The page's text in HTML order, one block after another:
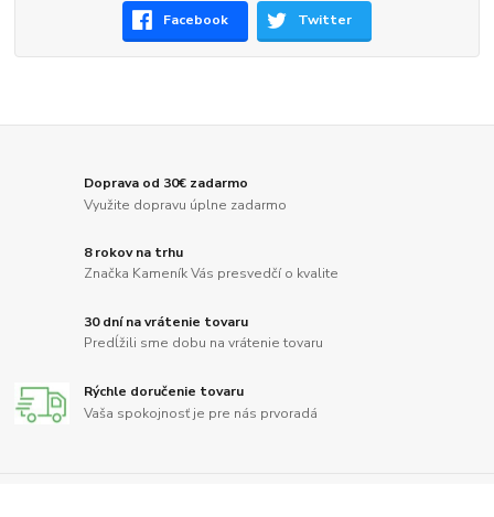
Facebook Twitter
Doprava od 30€ zadarmo
Využite dopravu úplne zadarmo
8 rokov na trhu
Značka Kameník Vás presvedčí o kvalite
30 dní na vrátenie tovaru
Predĺžili sme dobu na vrátenie tovaru
Rýchle doručenie tovaru
Vaša spokojnosť je pre nás prvoradá